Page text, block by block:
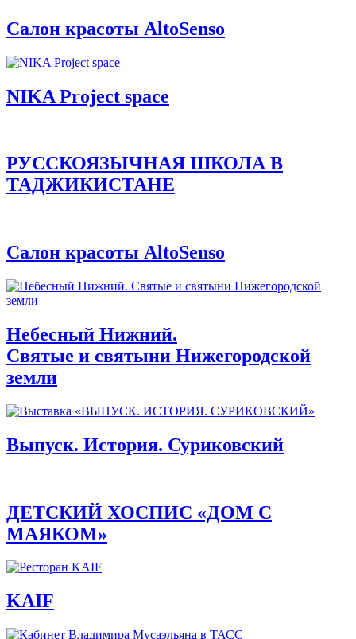
Салон красоты AltoSenso
NIKA Project space
РУССКОЯЗЫЧНАЯ ШКОЛА В
ТАДЖИКИСТАНЕ
Салон красоты AltoSenso
Небесный Нижний.
Святые и святыни Нижегородской
земли
Выпуск. История. Суриковский
ДЕТСКИЙ ХОСПИС «ДОМ С
МАЯКОМ»
KAIF